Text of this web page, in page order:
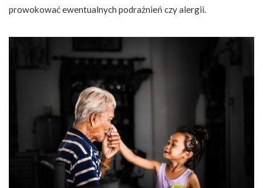
prowokować ewentualnych podrażnień czy alergii.